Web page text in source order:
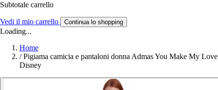
Subtotale carrello
Vedi il mio carrello Continua lo shopping
Loading...
Home
/ Pigiama camicia e pantaloni donna Admas You Make My Love
Disney